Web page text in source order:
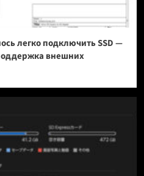
легко подключить SSD —
внешних